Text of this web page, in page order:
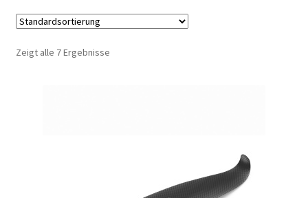
Über FunShop
Impressum
Zeigt alle 7 Ergebnisse